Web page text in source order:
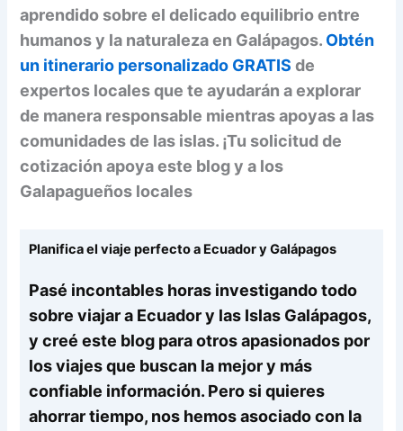
aprendido sobre el delicado equilibrio entre
humanos y la naturaleza en Galápagos. Obtén
un itinerario personalizado GRATIS de
expertos locales que te ayudarán a explorar
de manera responsable mientras apoyas a las
comunidades de las islas. ¡Tu solicitud de
cotización apoya este blog y a los
Galapagueños locales
Planifica el viaje perfecto a Ecuador y Galápagos
Pasé incontables horas investigando todo
sobre viajar a Ecuador y las Islas Galápagos,
y creé este blog para otros apasionados por
los viajes que buscan la mejor y más
confiable información. Pero si quieres
ahorrar tiempo, nos hemos asociado con la